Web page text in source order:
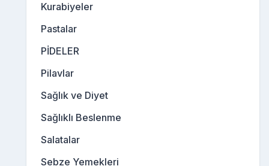
Kurabiyeler
Pastalar
PİDELER
Pilavlar
Sağlık ve Diyet
Sağlıklı Beslenme
Salatalar
Sebze Yemekleri